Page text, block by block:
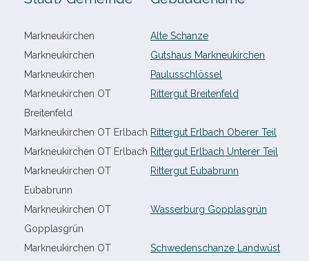
Markneukirchen
Alte Schanze
Markneukirchen
Gutshaus Markneukirchen
Markneukirchen
Paulusschlössel
Markneukirchen OT
Breitenfeld
Rittergut Breitenfeld
Markneukirchen OT Erlbach Rittergut Erlbach Oberer Teil
Markneukirchen OT Erlbach Rittergut Erlbach Unterer Teil
Markneukirchen OT
Eubabrunn
Rittergut Eubabrunn
Markneukirchen OT
Gopplasgrün
Wasserburg Gopplasgrün
Markneukirchen OT
Schwedenschanze Landwüst